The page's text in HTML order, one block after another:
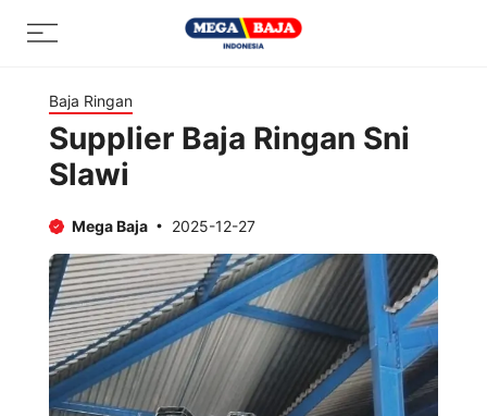
Menu
Baja Ringan
Supplier Baja Ringan Sni
Slawi
Mega Baja 2025-12-27